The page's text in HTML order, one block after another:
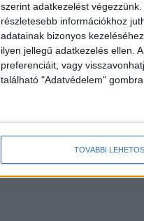
szerint adatkezelést
részletesebb információkhoz
adatainak bizonyos
ilyen jellegű adatkezelés ellen.
preferenciáit, vagy
található "Adatvédelem"
TOVÁBBI
Teljes a csapat, megvannak az
Faktor mentorai